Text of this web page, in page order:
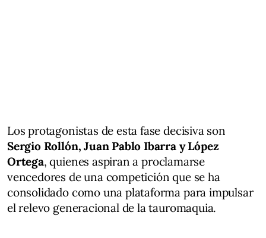
Los protagonistas de esta fase decisiva son
Sergio Rollón, Juan Pablo Ibarra y López
Ortega, quienes aspiran a proclamarse
vencedores de una competición que se ha
consolidado como una plataforma para impulsar
el relevo generacional de la tauromaquia.